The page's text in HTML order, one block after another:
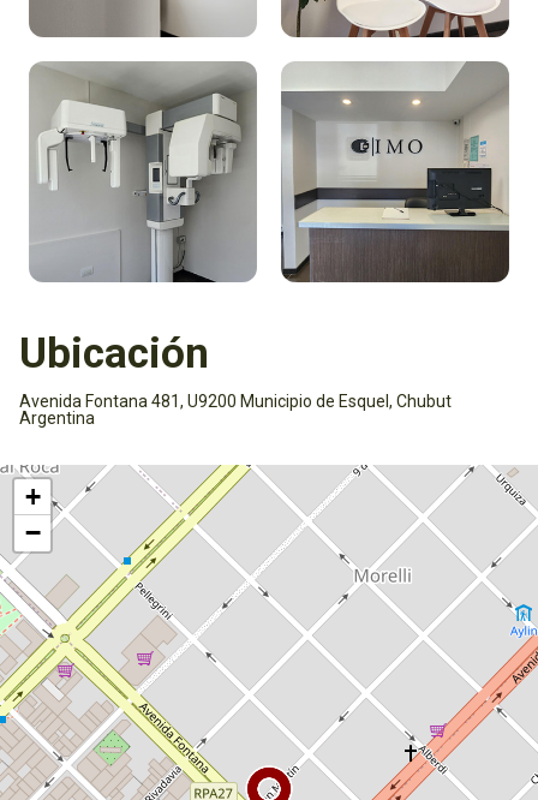
Ubicación
Avenida Fontana 481, U9200 Municipio de Esquel, Chubut
Argentina
+
−
Activar mapa